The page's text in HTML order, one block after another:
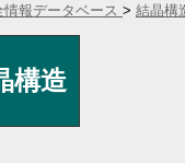
報データベース > 結晶構
構造